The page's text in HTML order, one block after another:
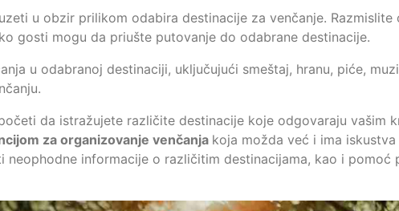
u obzir prilikom odabira destinacije za venčanje. Razmislite
gosti mogu da priušte putovanje do odabrane destinacije.
u odabranoj destinaciji, uključujući smeštaj, hranu, piće,
da istražujete različite destinacije koje odgovaraju vašim
za organizovanje venčanja koja možda već i ima
neophodne informacije o različitim destinacijama, kao i pomoć